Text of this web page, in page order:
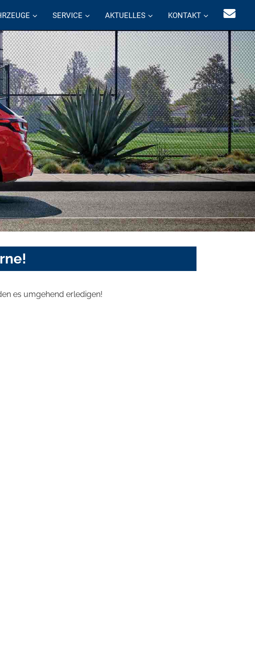
SERVICE AKTUELLES KONTAKT
es umgehend erledigen!